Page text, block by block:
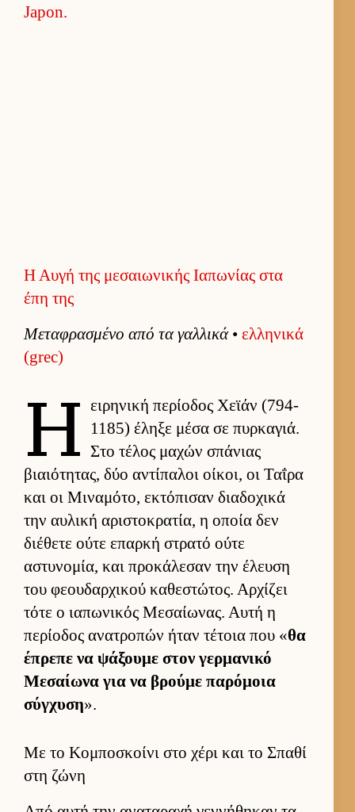
Η Αυγή της μεσαιωνικής Ιαπωνίας στα
έπη της
Μεταφρασμένο από τα γαλ­λικά• ελ­ληνικά
(grec)
Η ει­ρηνική περίοδος Χεϊάν (794-
1185) έληξε μέσα σε πυρ­καγιά.
Στο τέλος μαχών σπάνιας
βιαιότητας, δύο αντίπαλοι οί­κοι, οι Ταΐρα
και οι Μιναμότο, εκτόπισαν δια­δοχικά
την αυ­λική αριστοκρατία, η οποία δεν
διέθετε ούτε επαρκή στρατό ούτε
αστυνομία, και προκάλεσαν την έλευση
του φεου­δαρ­χικού καθεστώτος. Αρ­χίζει
τότε ο ια­πωνικός Μεσαί­ωνας. Αυτή η
περίοδος ανατροπών ήταν τέτοια που «θα
έπρεπε να ψάξουμε στον γερ­μανικό
Μεσαί­ωνα για να βρούμε παρόμοια
σύγ­χυση».
Με το Κομποσκοίνι στο χέρι και το Σπαθί
στη ζώνη